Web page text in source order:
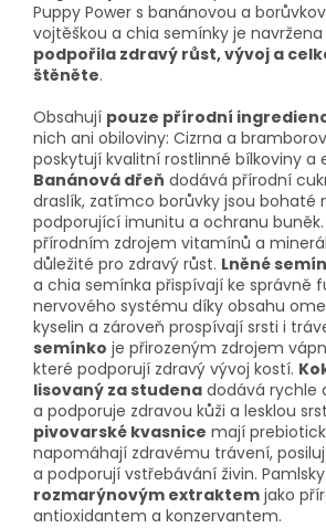
Puppy Power s banánovou a
vojtěškou a chia semínky je
podpořila zdravý růst, vývoj a
štěněte.
Obsahují pouze přírodní
nich ani obiloviny: Cizrna a
poskytují kvalitní rostlinné bílkoviny a
Banánová dřeň dodává přírodní
draslík, zatímco borůvky jsou bohaté
podporující imunitu a ochranu buněk.
přírodním zdrojem vitamínů a
důležité pro zdravý růst. Lněné
a chia semínka přispívají ke správně
nervového systému díky obsahu
kyselin a zároveň prospívají srsti i
semínko je přirozeným zdrojem
které podporují zdravý vývoj kostí.
lisovaný za studena dodává rychle
a podporuje zdravou kůži a lesklou
pivovarské kvasnice mají
napomáhají zdravému trávení,
a podporují vstřebávání živin.
rozmarýnovým extraktem jako
antioxidantem a konzervantem.